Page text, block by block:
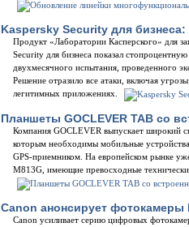
Kaspersky Security для
Продукт «Лаборатории Касперского» для
Security для бизнеса показал
двухмесячного испытания, проведенного
Решение отразило все атаки, включая
легитимных приложениях.
Планшеты GOCLEVER TAB со
Компания GOCLEVER выпускает широкий
которым необходимы мобильные
GPS-приемником. На европейском рынке
M813G, имеющие превосходные
Canon анонсирует фотокамеры
Canon усиливает серию цифровых